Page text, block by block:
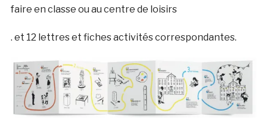
faire en classe ou au centre de loisirs
. et 12 lettres et fiches activités correspondantes.